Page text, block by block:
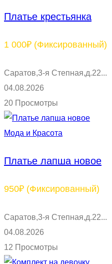
Платье крестьянка
1 000₽ (Фиксированный)
Саратов,3-я Степная,д.22...
04.08.2026
20 Просмотры
Мода и Красота
Платье лапша новое
950₽ (Фиксированный)
Саратов,3-я Степная,д.22...
04.08.2026
12 Просмотры